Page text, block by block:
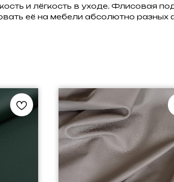
и лёгкость в уходе. Флисовая
её на мебели абсолютно